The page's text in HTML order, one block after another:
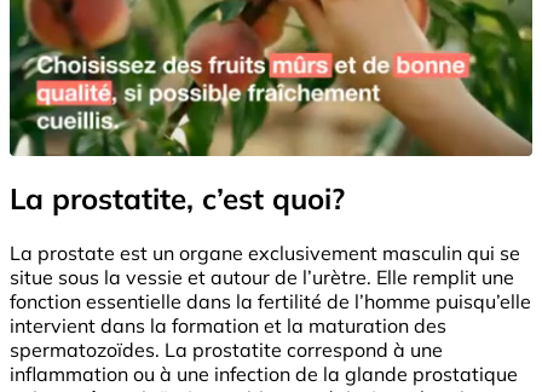
La prostatite, c’est quoi?
La prostate est un organe exclusivement masculin qui se
situe sous la vessie et autour de l’urètre. Elle remplit une
fonction essentielle dans la fertilité de l’homme puisqu’elle
intervient dans la formation et la maturation des
spermatozoïdes. La prostatite correspond à une
inflammation ou à une infection de la glande prostatique